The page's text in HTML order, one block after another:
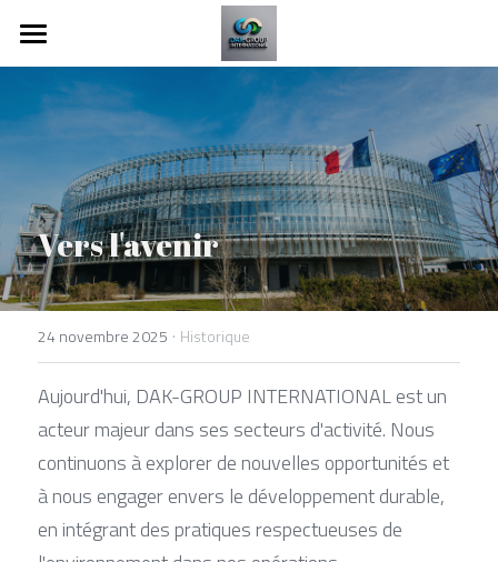
Page d'accueil
À propos de nous
Nos branches
Vers l'avenir
24 novembre 2025 · Historique
Aujourd'hui, DAK-GROUP INTERNATIONAL est un
acteur majeur dans ses secteurs d'activité. Nous
continuons à explorer de nouvelles opportunités et
à nous engager envers le développement durable,
en intégrant des pratiques respectueuses de